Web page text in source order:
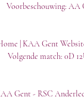
Voorbeschouwing: AA
| KAA Gent
Volgende match: 0D
Gent - RSC